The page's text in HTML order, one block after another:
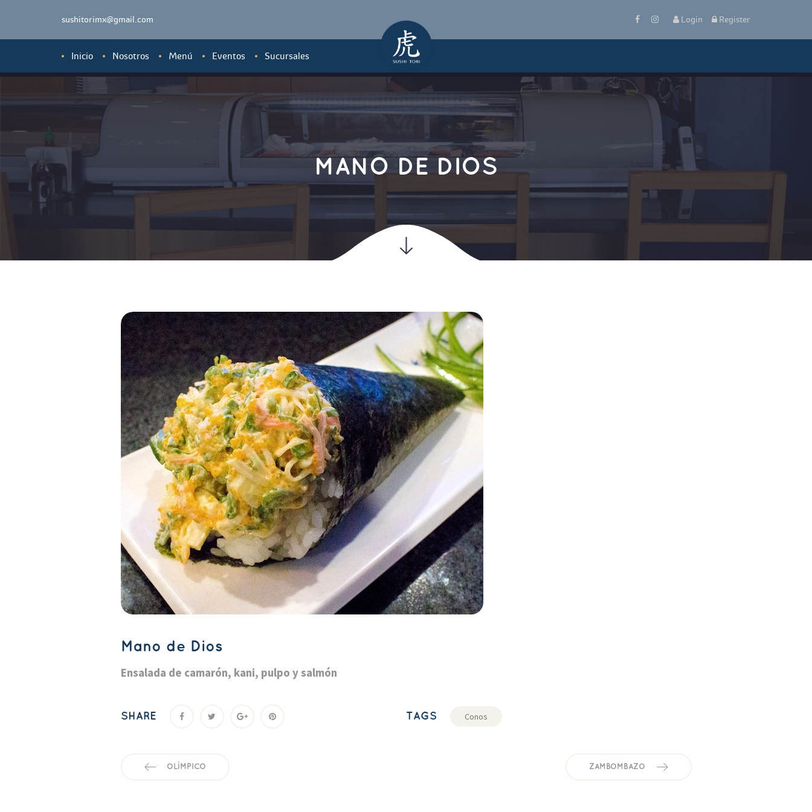
sushitorimx@gmail.com Login Register
Inicio Nosotro Menú
Ensaladas y Sashimi
Sopas, Tempuras y Má
Sushis Especiale
Tepanyakis y Yakimeshi
Conos (Temakis)
Evento Sucursale
MANO DE DIOS
Mano de Dio
Ensalada de camarón, kani, pulpo y salmón
SHARE TAGS Cono
OLÍMPICO ZAMBOMBAZO